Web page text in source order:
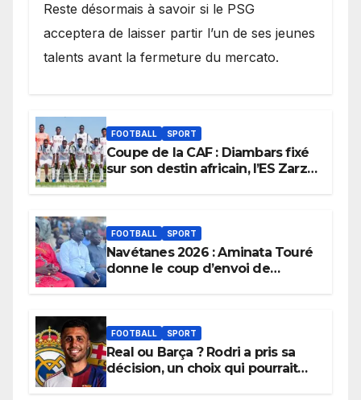
Reste désormais à savoir si le PSG
acceptera de laisser partir l’un de ses jeunes
talents avant la fermeture du mercato.
FOOTBALL SPORT
Coupe de la CAF : Diambars fixé
sur son destin africain, l’ES Zarzis
FOOTBALL SPORT
Navétanes 2026 : Aminata Touré
donne le coup d’envoi de
apaisées.
FOOTBALL SPORT
Real ou Barça ? Rodri a pris sa
décision, un choix qui pourrait